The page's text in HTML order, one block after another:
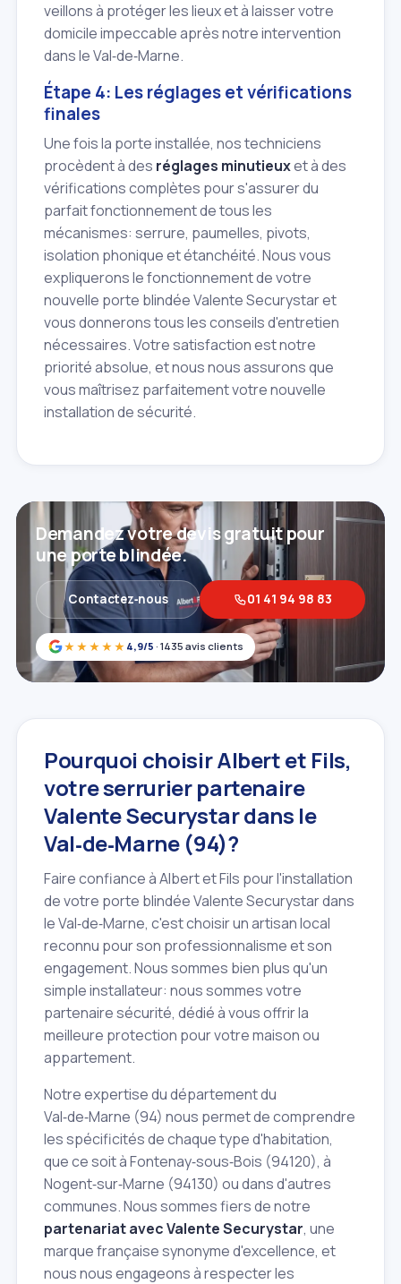
veillons à protéger les lieux et à laisser votre
domicile impeccable après notre intervention
dans le Val‑de‑Marne.
Étape 4: Les réglages et vérifications
finales
Une fois la porte installée, nos techniciens
procèdent à des réglages minutieuxet à des
vérifications complètes pour s'assurer du
parfait fonctionnement de tous les
mécanismes: serrure, paumelles, pivots,
isolation phonique et étanchéité. Nous vous
expliquerons le fonctionnement de votre
nouvelle porte blindée Valente Securystar et
vous donnerons tous les conseils d'entretien
nécessaires. Votre satisfaction est notre
priorité absolue, et nous nous assurons que
vous maîtrisez parfaitement votre nouvelle
installation de sécurité.
★★★★★ 4,9/5 · 1435 avis clients
Demandez votre devis gratuit pour
une porte blindée.
Contactez‑nous 01 41 94 98 83
Pourquoi choisir Albert et Fils,
votre serrurier partenaire
Valente Securystar dans le
Val‑de‑Marne (94)?
Faire confiance à Albert et Fils pour l'installation
de votre porte blindée Valente Securystar dans
le Val‑de‑Marne, c'est choisir un artisan local
reconnu pour son professionnalisme et son
engagement. Nous sommes bien plus qu'un
simple installateur: nous sommes votre
partenaire sécurité, dédié à vous offrir la
meilleure protection pour votre maison ou
appartement.
Notre expertise du département du
Val‑de‑Marne (94) nous permet de comprendre
les spécificités de chaque type d'habitation,
que ce soit à Fontenay‑sous‑Bois (94120), à
Nogent‑sur‑Marne (94130) ou dans d'autres
communes. Nous sommes fiers de notre
partenariat avec Valente Securystar, une
marque française synonyme d'excellence, et
nous nous engageons à respecter les